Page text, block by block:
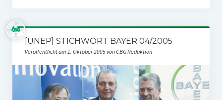
Störfälle
SPENDEN
[UNEP] STICHWORT BAYER 04/2005
Veröffentlicht am 1. Oktober 2005 von CBG Redaktion